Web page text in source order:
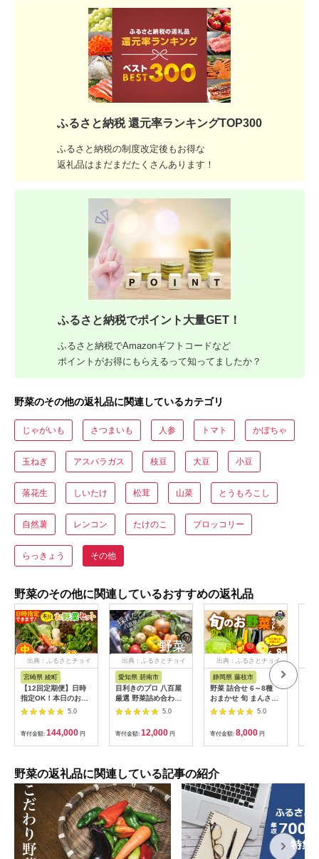
ふるさと納税 還元率ランキングTOP300
ふるさと納税の制度改定後もお得な
返礼品はまだまだたくさんあります！
ふるさと納税でポイント大量GET！
ふるさと納税でAmazonギフトコードなど
ポイントがお得にもらえるって知ってましたか？
野菜のその他の返礼品に関連しているカテゴリ
じゃがいも さつまいも 人参 トマト かぼちゃ
玉ねぎ アスパラガス 枝豆 大豆 小豆
落花生 しいたけ 松茸 山菜 とうもろこし
自然薯 レンコン たけのこ ブロッコリー
らっきょう その他
野菜のその他に関連しているおすすめの返礼品
出典：ふるさとチョイ
宮崎県 綾町
【12回定期便】日時
指定OK！本日のお野
菜セット 〈中サイズ/
約11～13種〉 2～3人
用 新鮮 産地直送 野菜
詰め合わせ 有機栽培
野菜 果物 野菜セット
【オーガニックのまち
宮崎県綾町】_A0053-
008
5.0
寄付金額: 144,000 円
出典：ふるさとチョイ
愛知県 碧南市
目利きのプロ 八百屋
厳選 野菜詰め合わせ
セット（8～10種類お
届け） H151-010
5.0
寄付金額: 12,000 円
出典：ふるさとチョイ
静岡県 藤枝市
野菜 詰合せ 6～8種
おまかせ 旬 まんさい
かん ボックス 果物 静
5.0
寄付金額: 8,000 円
野菜の返礼品に関連している記事の紹介